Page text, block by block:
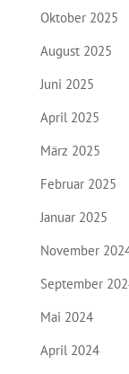
Oktober 2025
August 2025
Juni 2025
April 2025
März 2025
Februar 2025
Januar 2025
November
September
Mai 2024
April 2024